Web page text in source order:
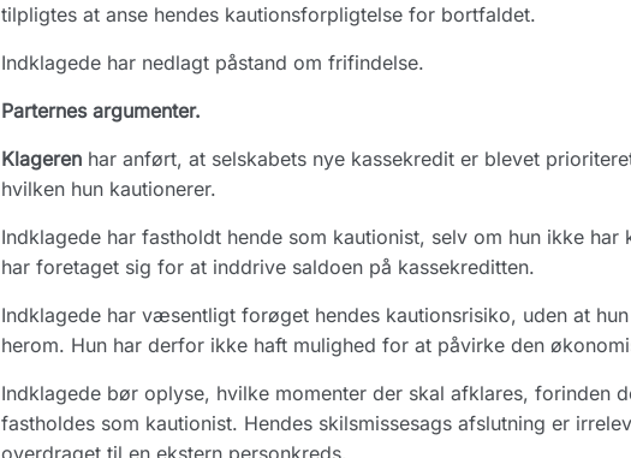
tilpligtes at anse hendes kautionsforpligtelse for bortfaldet.
Indklagede har nedlagt påstand om frifindelse.
Parternes argumenter.
Klagerenhar anført, at selskabets nye kassekredit er blevet
hvilken hun kautionerer.
Indklagede har fastholdt hende som kautionist, selv om hun ikke
har foretaget sig for at inddrive saldoen på kassekreditten.
Indklagede har væsentligt forøget hendes kautionsrisiko, uden at
herom. Hun har derfor ikke haft mulighed for at påvirke den
Indklagede bør oplyse, hvilke momenter der skal afklares, forinden
fastholdes som kautionist. Hendes skilsmissesags afslutning er
overdraget til en ekstern personkreds.